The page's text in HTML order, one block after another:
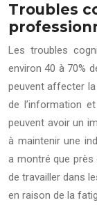
Troubles
Les troubles
environ 40 à 70%
peuvent affecter
de l’information
peuvent avoir un
à maintenir une
a montré que près
de travailler dans
en raison de la